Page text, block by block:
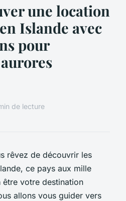
une location
Islande avec
pour
de lecture
rêvez de découvrir les
ce pays aux mille
votre destination
allons vous guider vers